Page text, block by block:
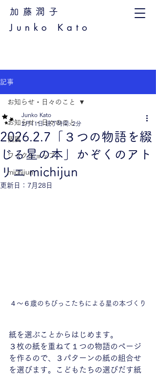
加藤潤子
Junko Kato
記事
お知らせ・日々のこと
個展
ワークショップ
michijun
お知らせ・日々のこと
2026.2.7「３つの物語を綴
じる星の本」かぞくのアト
リエ michijun
Junko Kato
2月11日 読了時間: 2分
更新日： 7月28日
４～６歳のちびっこたちによる星の本づくり
紙を選ぶことからはじめます。
３枚の紙を重ねて１つの物語のページ
を作るので、３パターンの紙の組合せ
を選びます。こどもたちの選びだす紙